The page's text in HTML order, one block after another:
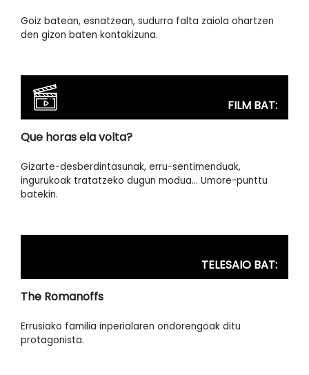
Goiz batean, esnatzean, sudurra falta zaiola ohartzen
den gizon baten kontakizuna.
FILM BAT:
Que horas ela volta?
Gizarte-desberdintasunak, erru-sentimenduak,
ingurukoak tratatzeko dugun modua… Umore-punttu
batekin.
TELESAIO BAT:
The Romanoffs
Errusiako familia inperialaren ondorengoak ditu
protagonista.